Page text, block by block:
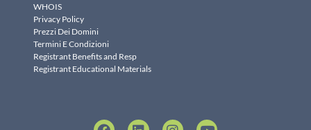
WHOIS
Privacy Policy
Prezzi Dei Domini
Termini E Condizioni
Registrant Benefits and Resp
Registrant Educational Materials